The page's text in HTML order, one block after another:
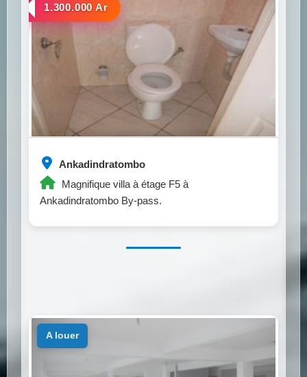
Ankadindratombo
Magnifique villa à étage F5 à
Ankadindratombo By-pass.
a louer
1.300.000 Ar
a louer